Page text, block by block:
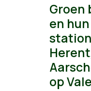
Groen
en
op